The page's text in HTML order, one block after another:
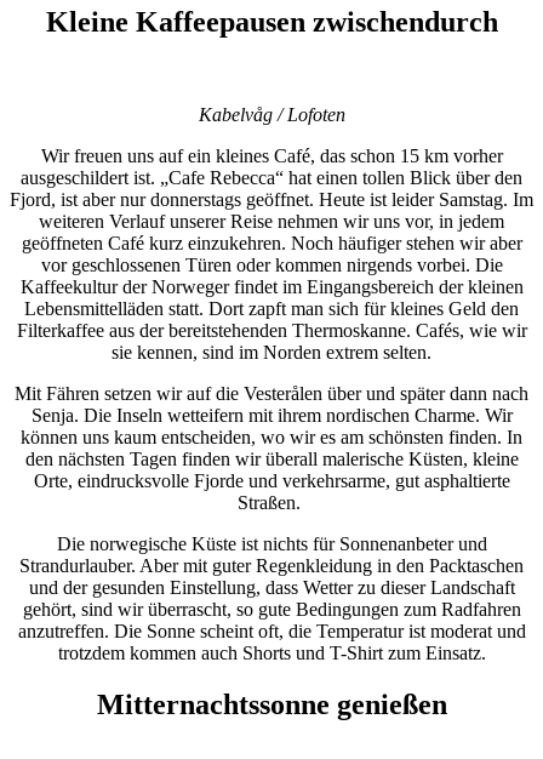
Kleine Kaffeepausen zwischendurch
Kabelvåg / Lofoten
Wir freuen uns auf ein kleines Café, das schon 15 km vorher
ausgeschildert ist. „Cafe Rebecca“ hat einen tollen Blick über den
Fjord, ist aber nur donnerstags geöffnet. Heute ist leider Samstag. Im
weiteren Verlauf unserer Reise nehmen wir uns vor, in jedem
geöffneten Café kurz einzukehren. Noch häufiger stehen wir aber
vor geschlossenen Türen oder kommen nirgends vorbei. Die
Kaffeekultur der Norweger findet im Eingangsbereich der kleinen
Lebensmittelläden statt. Dort zapft man sich für kleines Geld den
Filterkaffee aus der bereitstehenden Thermoskanne. Cafés, wie wir
sie kennen, sind im Norden extrem selten.
Mit Fähren setzen wir auf die Vesterålen über und später dann nach
Senja. Die Inseln wetteifern mit ihrem nordischen Charme. Wir
können uns kaum entscheiden, wo wir es am schönsten finden. In
den nächsten Tagen finden wir überall malerische Küsten, kleine
Orte, eindrucksvolle Fjorde und verkehrsarme, gut asphaltierte
Straßen.
Die norwegische Küste ist nichts für Sonnenanbeter und
Strandurlauber. Aber mit guter Regenkleidung in den Packtaschen
und der gesunden Einstellung, dass Wetter zu dieser Landschaft
gehört, sind wir überrascht, so gute Bedingungen zum Radfahren
anzutreffen. Die Sonne scheint oft, die Temperatur ist moderat und
trotzdem kommen auch Shorts und T-Shirt zum Einsatz.
Mitternachtssonne genießen